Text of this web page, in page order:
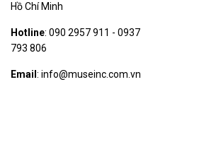
Hồ Chí Minh
Hotline: 090 2957 911 - 0937
793 806
Email : info@museinc.com.vn